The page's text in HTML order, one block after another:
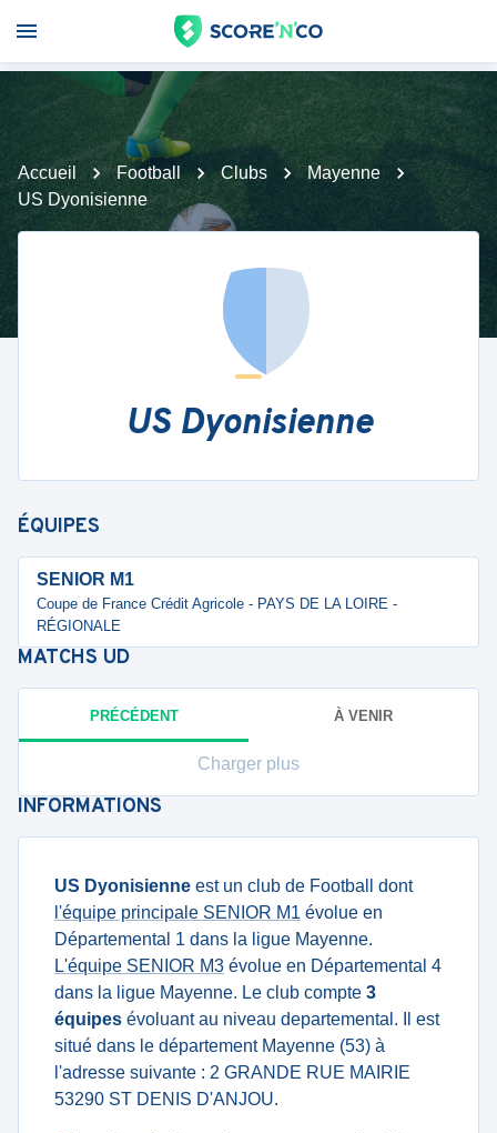
Accueil Football Clubs
Mayenne
US Dyonisienne
US Dyonisienne
ÉQUIPES
SENIOR M1
Coupe de France Crédit Agricole - PAYS DE LA LOIRE -
RÉGIONALE
MATCHS UD
PRÉCÉDENT À VENIR
Charger plus
INFORMATIONS
US Dyonisienne est un club de Football dont
l'équipe principale SENIOR M1 évolue en
Départemental 1 dans la ligue Mayenne.
L'équipe SENIOR M3 évolue en Départemental 4
dans la ligue Mayenne. Le club compte 3
équipes évoluant au niveau departemental. Il est
situé dans le département Mayenne (53) à
l'adresse suivante : 2 GRANDE RUE MAIRIE
53290 ST DENIS D'ANJOU.